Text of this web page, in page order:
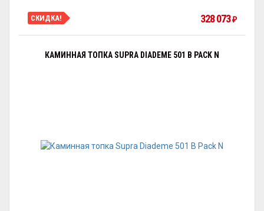
СКИДКА! 328 073₽
КАМИННАЯ ТОПКА SUPRA DIADEME 501 B PACK N